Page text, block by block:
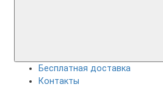
Бесплатная доставка
Контакты